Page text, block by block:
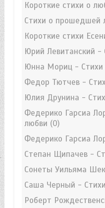
Короткие стихи о
Стихи о прошедшей
Короткие стихи
Юрий Левитанский -
Юнна Мориц - Стихи
Федор Тютчев -
Юлия Друнина -
Федерико Гарсиа
любви (0)
Федерико Гарсиа
Степан Щипачев -
Сонеты Уильяма
Саша Черный -
Роберт